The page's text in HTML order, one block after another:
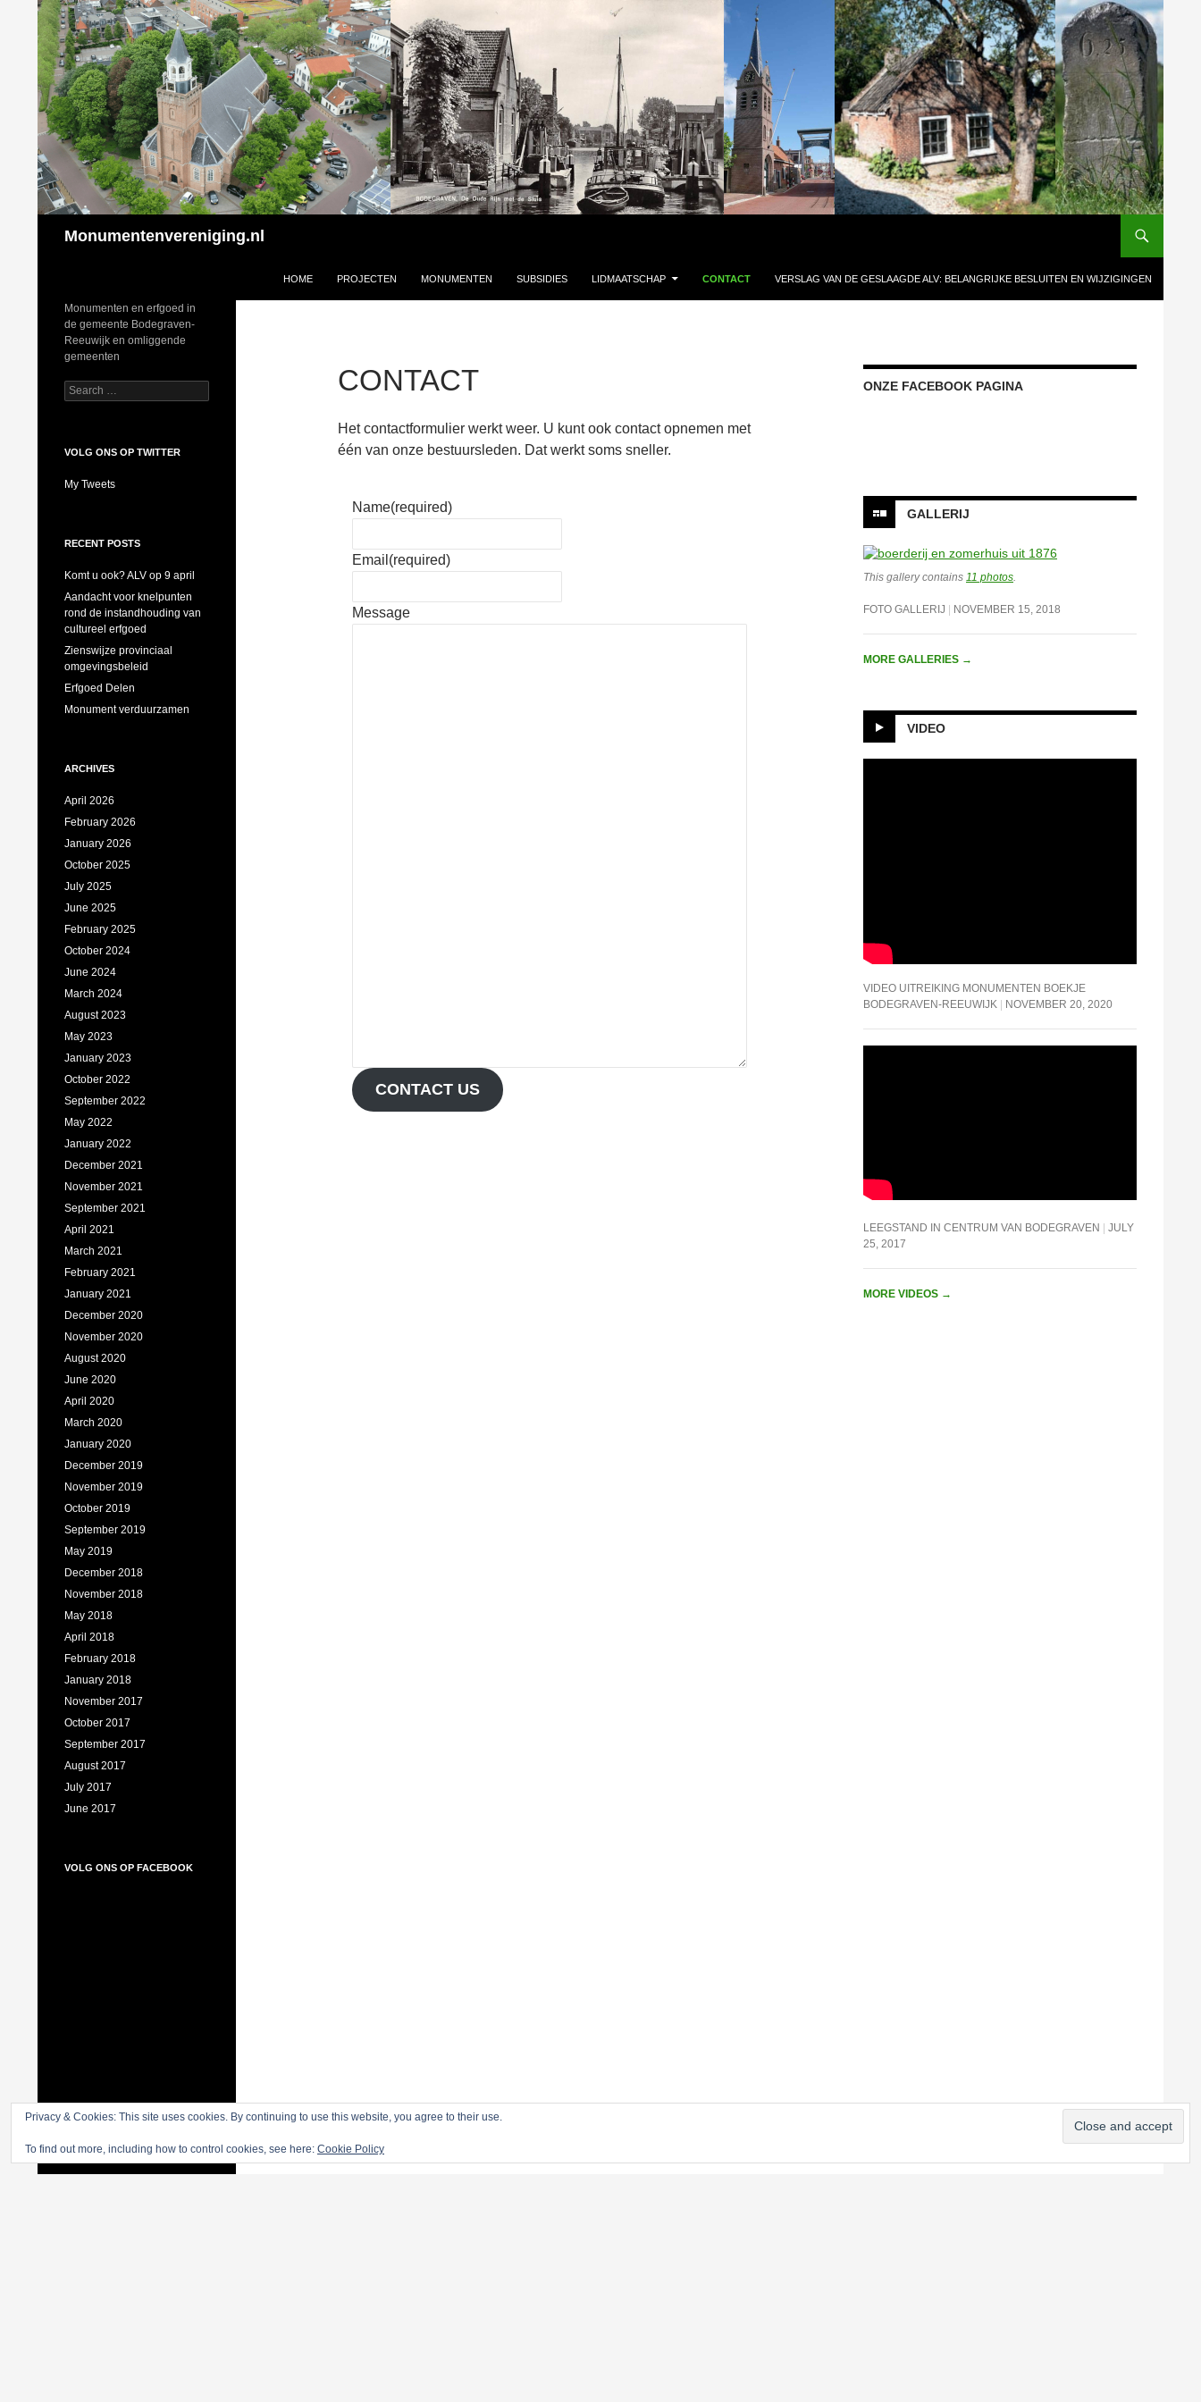
Monumentenvereniging.nl
HOME
PROJECTEN MONUMENTEN SUBSIDIES LIDMAATSCHAP CONTACT VERSLAG VAN DE GESLAAGDE ALV: BELANGRIJKE BESLUITEN EN WIJZIGINGEN
CONTACT
Het contactformulier werkt weer. U kunt ook contact opnemen met
één van onze bestuursleden. Dat werkt soms sneller.
Name(required)
Email (required)
Message
CONTACT US
ONZE FACEBOOK PAGINA
GALLERIJ
This gallery contains 11 photos.
FOTO GALLERIJ NOVEMBER 15, 2018
MORE GALLERIES →
VIDEO
VIDEO UITREIKING MONUMENTEN BOEKJE
BODEGRAVEN-REEUWIJK
NOVEMBER 20, 2020
LEEGSTAND IN CENTRUM VAN BODEGRAVEN
JULY
25, 2017
MORE VIDEOS →
Monumenten en erfgoed in
de gemeente Bodegraven-
Reeuwijk en omliggende
gemeenten
Search
for:
VOLG ONS OP TWITTER
My Tweets
RECENT POSTS
Komt u ook? ALV op 9 april
Aandacht voor knelpunten
rond de instandhouding van
cultureel erfgoed
Zienswijze provinciaal
omgevingsbeleid
Erfgoed Delen
Monument verduurzamen
ARCHIVES
April 2026
February 2026
January 2026
October 2025
July 2025
June 2025
February 2025
October 2024
June 2024
March 2024
August 2023
May 2023
January 2023
October 2022
September 2022
May 2022
January 2022
December 2021
November 2021
September 2021
April 2021
March 2021
February 2021
January 2021
December 2020
November 2020
August 2020
June 2020
April 2020
March 2020
January 2020
December 2019
November 2019
October 2019
September 2019
May 2019
December 2018
November 2018
May 2018
April 2018
February 2018
January 2018
November 2017
October 2017
September 2017
August 2017
July 2017
June 2017
Privacy & Cookies: This site uses cookies. By continuing to use this website, you agree to their use.
To find out more, including how to control cookies, see here: Cookie Policy
VOLG ONS OP FACEBOOK